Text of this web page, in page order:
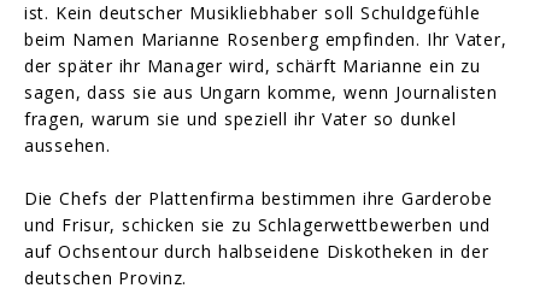
ist. Kein deutscher Musikliebhaber soll Schuldgefühle
beim Namen Marianne Rosenberg empfinden. Ihr Vater,
der später ihr Manager wird, schärft Marianne ein zu
sagen, dass sie aus Ungarn komme, wenn Journalisten
fragen, warum sie und speziell ihr Vater so dunkel
aussehen.
Die Chefs der Plattenfirma bestimmen ihre Garderobe
und Frisur, schicken sie zu Schlagerwettbewerben und
auf Ochsentour durch halbseidene Diskotheken in der
deutschen Provinz.